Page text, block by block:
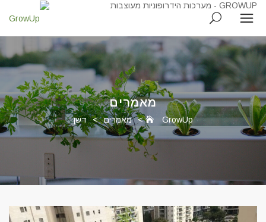
מאמרים
GrowUp
> מאמרים > דשן